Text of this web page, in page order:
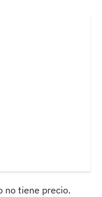
no tiene precio.